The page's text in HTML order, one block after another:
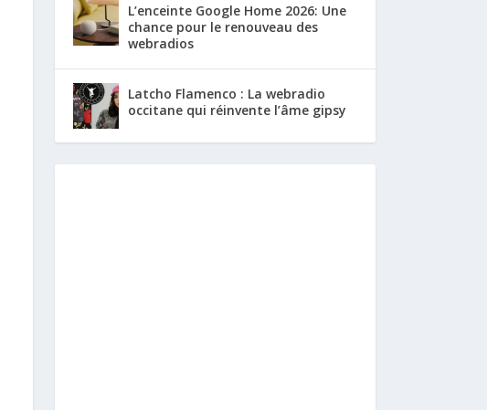
L’enceinte Google Home 2026: Une
chance pour le renouveau des
webradios
Latcho Flamenco : La webradio
occitane qui réinvente l’âme gipsy